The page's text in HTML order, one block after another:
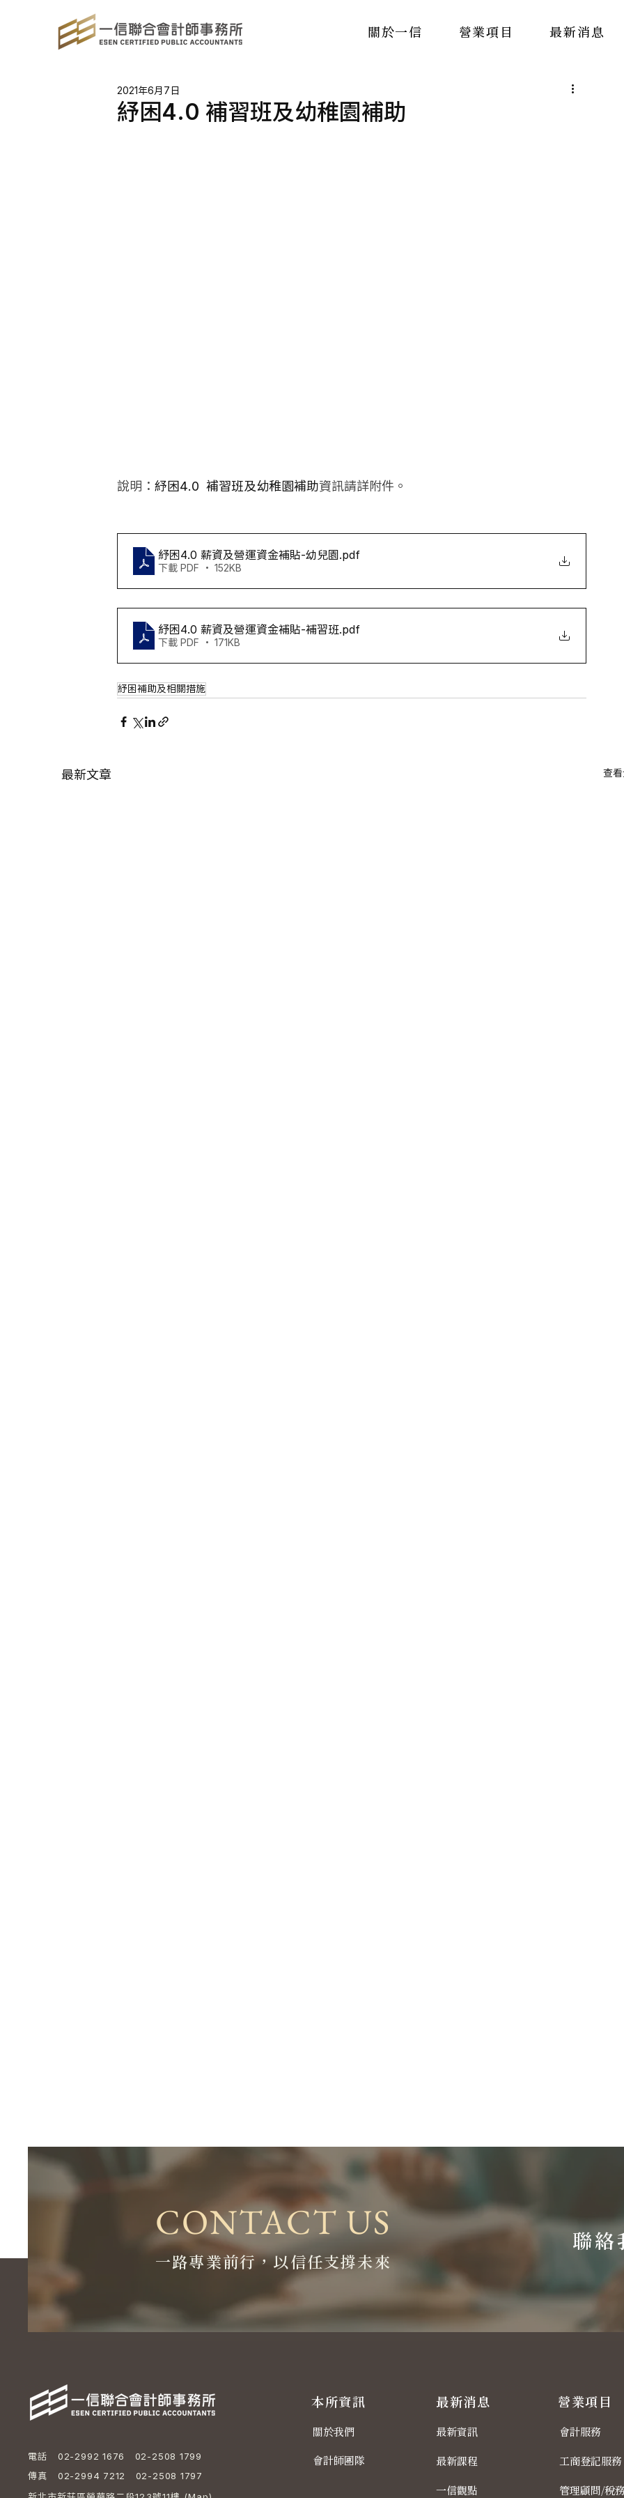
關於一信 營業項目 最新消息
紓困4.0 補習班及幼稚園補助
2021年6月7日
說明： 紓困4.0  補習班及幼稚園補助資訊請詳附件。
紓困4.0 薪資及營運資金補貼-幼兒園 .pdf
下載 PDF • 152KB
紓困4.0 薪資及營運資金補貼-補習班.pdf
下載 PDF • 171KB
紓困補助及相關措施
最新文章 查
電話 02-2992 1676 02-2508 1799
傳真 02-2994 7212 02-2508 1797
本所資訊
關於我們
會計師團隊
最新消息
最新資訊
最新課程
一信觀點
營業項目
會計服務
工商登記服務
管理顧問/稅
CONTACT US
一路專業前行，以信任支撐未來
聯絡